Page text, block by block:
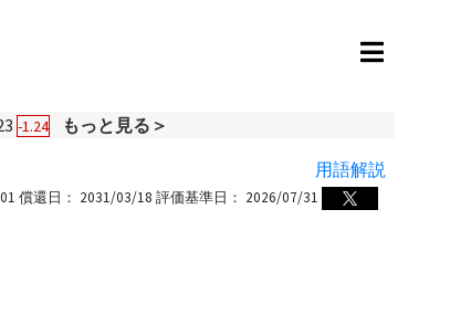
-1.24
もっと見る＞
用語解説
償還日： 2031/03/18 評価基準日： 2026/07/31